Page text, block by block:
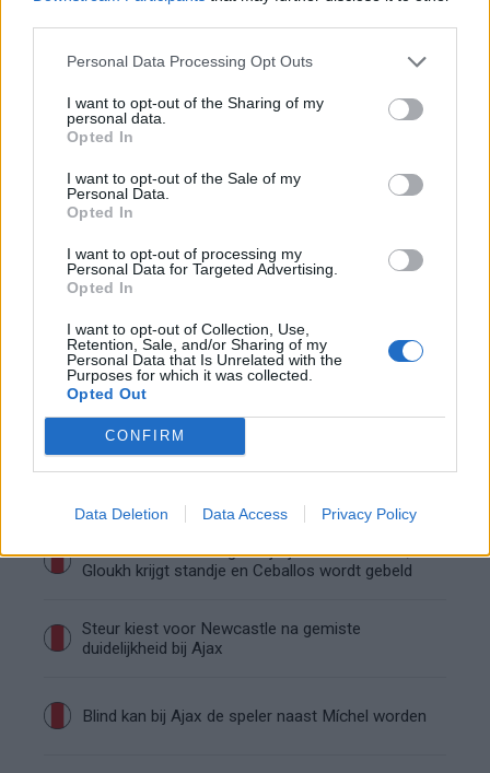
Personal Data Processing Opt Outs
I want to opt-out of the Sharing of my
personal data.
Opted In
I want to opt-out of the Sale of my
Personal Data.
Opted In
I want to opt-out of processing my
Personal Data for Targeted Advertising.
Opted In
I want to opt-out of Collection, Use,
Retention, Sale, and/or Sharing of my
Personal Data that Is Unrelated with the
Purposes for which it was collected.
Opted Out
CONFIRM
Data Deletion Data Access Privacy Policy
speelschema en uitslagen
Ajax Feyenoord
Azzedine Ounahi
tackle in oefenduel van Ajax
Dit houdt de transfer van Marc-André ter Stegen
naar Ajax nog tegen
De terugkeer van Daley Blind past in een groter
plan van Ajax
Kritiek op Engels van Míchel genuanceerd: ‘Ajax-
De eerste Míchel-dagen bij Ajax: Blind coacht,
Gloukh krijgt standje en Ceballos wordt gebeld
Steur kiest voor Newcastle na gemiste
duidelijkheid bij Ajax
Blind kan bij Ajax de speler naast Míchel worden